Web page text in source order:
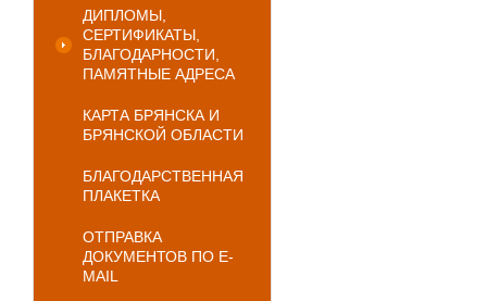
ДИПЛОМЫ,
СЕРТИФИКАТЫ,
БЛАГОДАРНОСТИ,
ПАМЯТНЫЕ АДРЕСА
КАРТА БРЯНСКА И
БРЯНСКОЙ ОБЛАСТИ
БЛАГОДАРСТВЕННАЯ
ПЛАКЕТКА
ОТПРАВКА
ДОКУМЕНТОВ ПО E-
MAIL